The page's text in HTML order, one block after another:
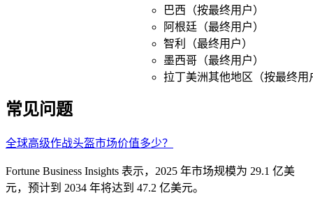
巴西（按最终用户）
阿根廷（最终用户）
智利（最终用户）
墨西哥（最终用户）
拉丁美洲其他地区（按最终用
常见问题
全球高级作战头盔市场价值多少？
Fortune Business Insights 表示，2025 年市场规模为 29.1 亿美
元，预计到 2034 年将达到 47.2 亿美元。